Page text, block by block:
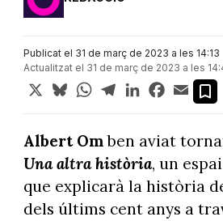
Publicat el 31 de març de 2023 a les 14:13
Actualitzat el 31 de març de 2023 a les
X BlueskyWhatsApp
TelegramLinkedInFacebook
Email
Albert Omben aviat
Una altra història, un
que explicarà la història
dels últims cent anys a